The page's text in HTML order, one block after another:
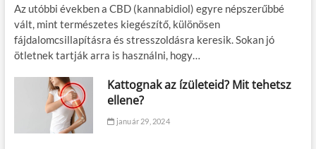
Az utóbbi években a CBD (kannabidiol) egyre népszerűbbé
vált, mint természetes kiegészítő, különösen
fájdalomcsillapításra és stresszoldásra keresik. Sokan jó
ötletnek tartják arra is használni, hogy…
Kattognak az ízületeid? Mit tehetsz
ellene?
január 29, 2024